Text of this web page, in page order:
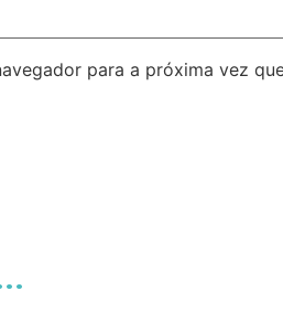
para a próxima vez